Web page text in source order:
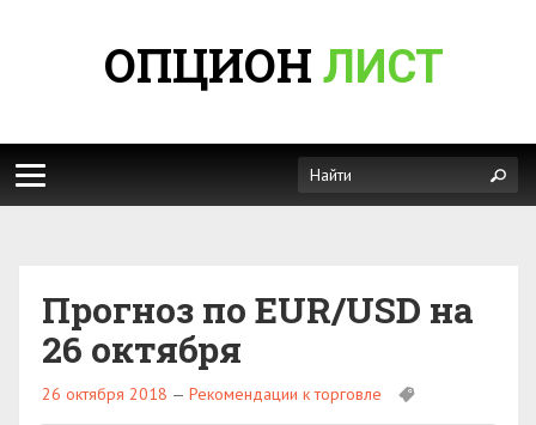
ОПЦИОН ЛИСТ
Прогноз по EUR/USD на
26 октября
26 октября 2018 — Рекомендации к торговле